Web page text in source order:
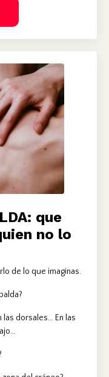
que
no lo
de lo que imaginas.
las dorsales… En las